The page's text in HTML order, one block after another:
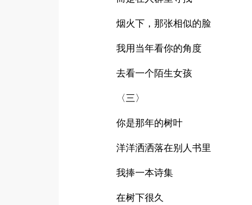
烟火下，那张相似的脸
我用当年看你的角度
去看一个陌生女孩
〈三〉
你是那年的树叶
洋洋洒洒落在别人书里
我捧一本诗集
在树下很久